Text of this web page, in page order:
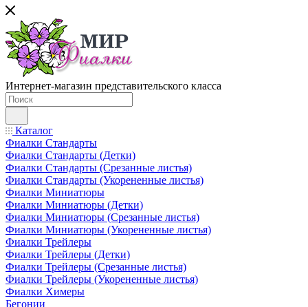
Интернет-магазин представительского класса
Каталог
Фиалки Стандарты
Фиалки Стандарты (Детки)
Фиалки Стандарты (Срезанные листья)
Фиалки Стандарты (Укорененные листья)
Фиалки Миниатюры
Фиалки Миниатюры (Детки)
Фиалки Миниатюры (Срезанные листья)
Фиалки Миниатюры (Укорененные листья)
Фиалки Трейлеры
Фиалки Трейлеры (Детки)
Фиалки Трейлеры (Срезанные листья)
Фиалки Трейлеры (Укорененные листья)
Фиалки Химеры
Бегонии